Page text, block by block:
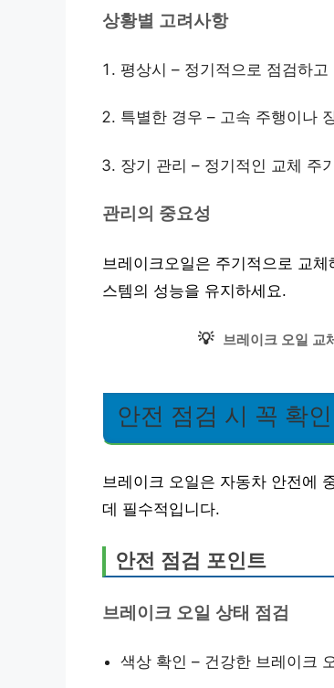
상황별 고려사항
평상시 – 정기적으로 점검하
특별한 경우 – 고속 주행이나
장기 관리 – 정기적인 교체 주
관리의 중요성
브레이크오일은 주기적으로 교
스템의 성능을 유지하세요.
💡 브레이크 오일 교
안전 점검 시 꼭 확
브레이크 오일은 자동차 안전에
데 필수적입니다.
안전 점검 포인트
브레이크 오일 상태 점검
색상 확인 – 건강한 브레이크